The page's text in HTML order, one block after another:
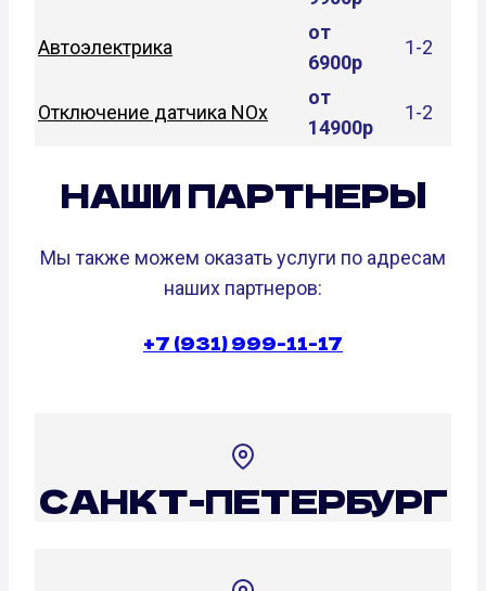
Автоэлектрика
от
6900р
1-2
Отключение датчика NOx
от
14900р
1-2
НАШИ ПАРТНЕРЫ
Мы также можем оказать услуги по адресам
наших партнеров:
+7 (931) 999-11-17
САНКТ-ПЕТЕРБУРГ